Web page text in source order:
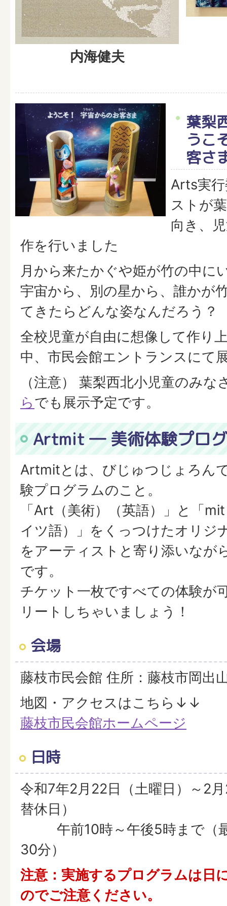
内海健夫
葉梨
うこ
客さ
Arts実
ストが
向き、
作を行いました
月から来たかぐや姫が竹の中に
宇宙から、別の星から、誰かが
てきたらどんな姿なんだろう？
全校児童が自由に想像して作り
中、市民会館エントランスにて
（注意） 葉梨西北小児童のみな
らでも展示予定です。
Artmit ― 美術体験プロ
Artmitとは、びじゅつじょろん
験プログラムのこと。
「Art（美術）（英語）」と「
イツ語）」をくっつけたオリジ
をアーティストと寄り添いなが
です。
チケット一枚ですべての体験が
リートしちゃいましょう！
会場
藤枝市民会館 住所：藤枝市岡出
地図・アクセスはこちら↓↓
藤枝市民会館ホームページ
日時
令和7年2月22日（土曜日）～2
替休日）
午前10時～午後5時まで（
30分）
注意：実施するプログラムは日
のでご注意ください。